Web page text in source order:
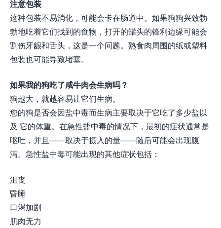
注意包装
这种包装不易消化，可能会卡在肠道中。如果狗狗兴致勃
勃地吃着它们找到的食物，打开的罐头的锋利边缘可能会
割伤牙龈和舌头，这是一个问题。熟食肉周围的纸或塑料
包装也可能导致堵塞。
如果我的狗吃了咸牛肉会生病吗？
狗越大，就越容易让它们生病。
您的狗是否会因盐中毒而生病主要取决于它吃了多少盐以
及 它的体重。在急性盐中毒的情况下，最初的症状通常是
呕吐，并且——取决于摄入的量——随后可能会出现腹
泻。急性盐中毒可能出现的其他症状包括：
沮丧
昏睡
口渴加剧
肌肉无力